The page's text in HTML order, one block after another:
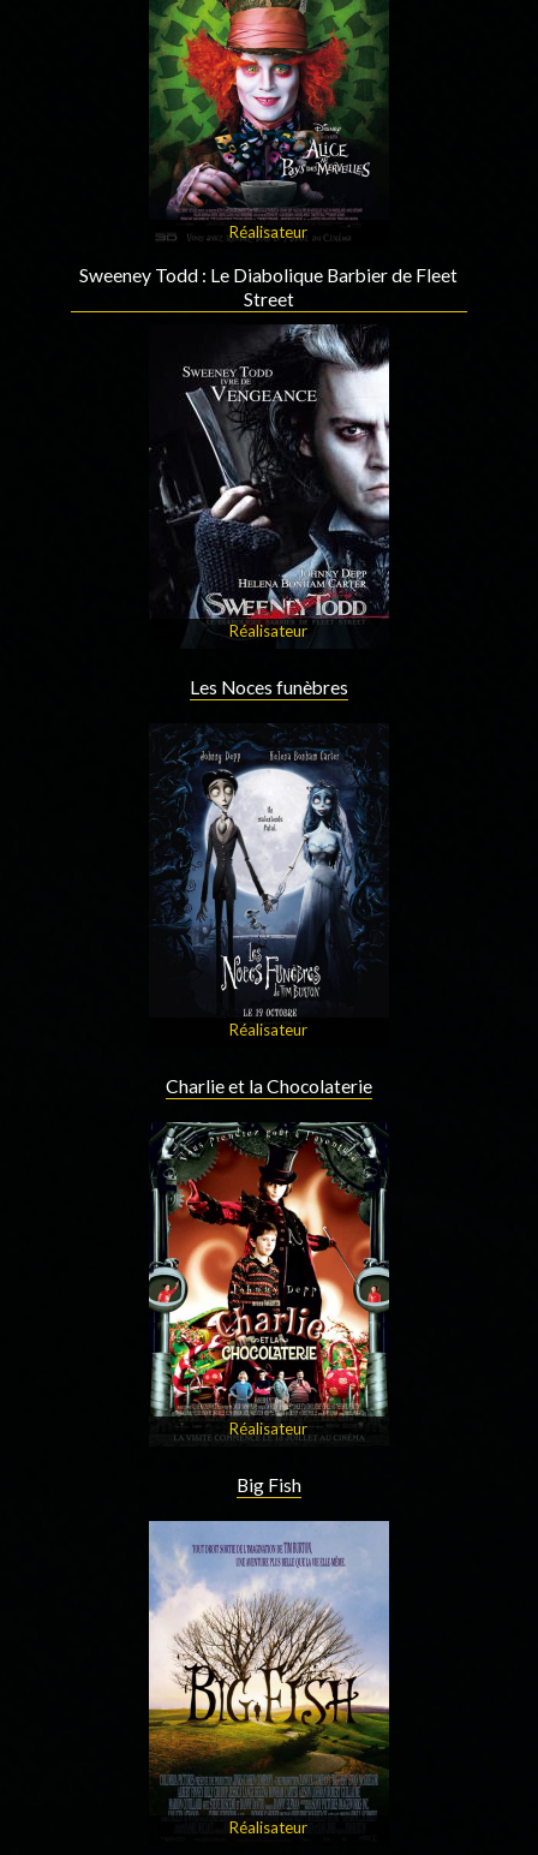
Réalisateur
Sweeney Todd : Le Diabolique Barbier de Fleet
Street
Réalisateur
Les Noces funèbres
Réalisateur
Charlie et la Chocolaterie
Réalisateur
Big Fish
Réalisateur